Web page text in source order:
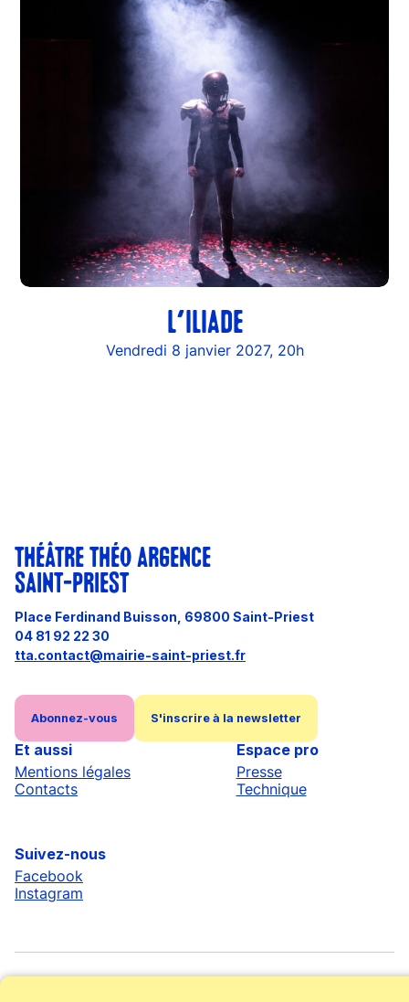
L’ILIADE
Vendredi 8 janvier 2027, 20h
THÉÂTRE THÉO ARGENCE
SAINT-PRIEST
Place Ferdinand Buisson, 69800 Saint-Priest
04 81 92 22 30
tta.contact@mairie-saint-priest.fr
Abonnez-vous S'inscrire à la newsletter
Et aussi
Mentions légales
Contacts
Espace pro
Presse
Technique
Suivez-nous
Facebook
Instagram